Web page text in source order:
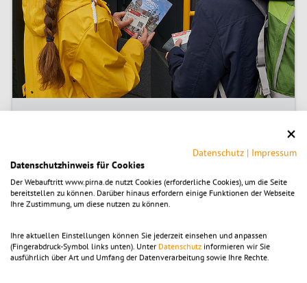
Zur Gästekarte mobil
Gästetaxesatzung
© Aerial Mike – stock.adobe.com
Datenschutz | Impressum
Datenschutzhinweis für Cookies
Der Webauftritt www.pirna.de nutzt Cookies (erforderliche Cookies), um die Seite
bereitstellen zu können. Darüber hinaus erfordern einige Funktionen der Webseite
Ihre Zustimmung, um diese nutzen zu können.
Ihre aktuellen Einstellungen können Sie jederzeit einsehen und anpassen
(Fingerabdruck-Symbol links unten). Unter Datenschutz informieren wir Sie
ausführlich über Art und Umfang der Datenverarbeitung sowie Ihre Rechte.